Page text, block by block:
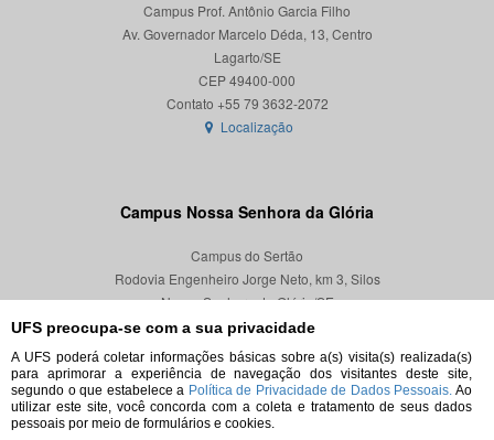
UFS preocupa-se com a sua privacidade
A UFS poderá coletar informações básicas sobre a(s) visita(s) realizada(s)
para aprimorar a experiência de navegação dos visitantes deste site,
segundo o que estabelece a Política de Privacidade de Dados Pessoais. Ao
utilizar este site, você concorda com a coleta e tratamento de seus dados
pessoais por meio de formulários e cookies.
Campus Prof. Antônio Garcia Filho
Av. Governador Marcelo Déda, 13, Centro
Lagarto/SE
CEP 49400-000
Localização
Campus Nossa Senhora da Glória
Campus do Sertão
Rodovia Engenheiro Jorge Neto, km 3, Silos
Nossa Senhora da Glória/SE
CEP 49680-000
Localização